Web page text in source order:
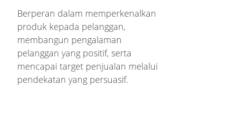
Berperan dalam memperkenalkan
produk kepada pelanggan,
membangun pengalaman
pelanggan yang positif, serta
mencapai target penjualan melalui
pendekatan yang persuasif.